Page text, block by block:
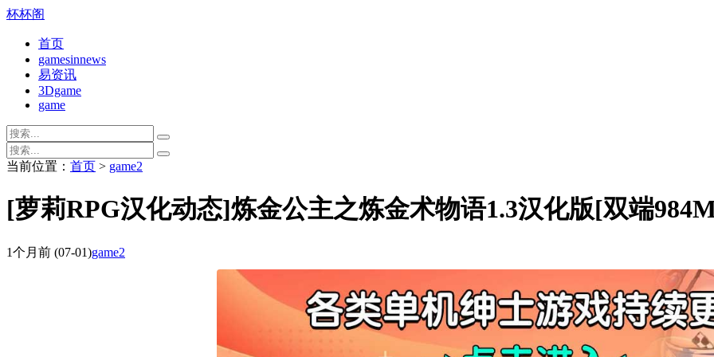
杯杯阁
首页
gamesinnews
易资讯
3Dgame
game
当前位置： 首页 > game2
[萝莉RPG汉化动态]炼金公主之炼金术物语1.3汉化版[双端
1个月前 (07-01)game2